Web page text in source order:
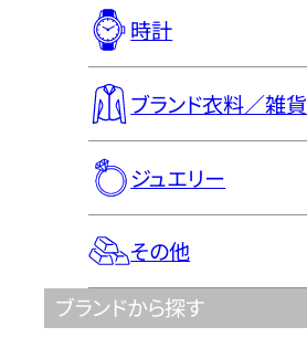
時計
ブランド衣料／雑貨
ジュエリー
その他
ブランドから探す